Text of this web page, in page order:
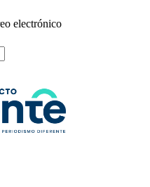
electrónico